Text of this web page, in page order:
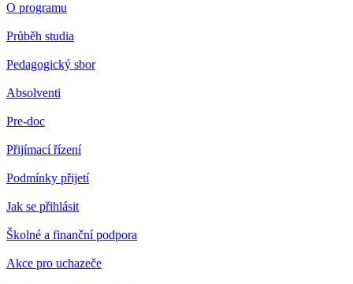
O programu
Průběh studia
Pedagogický sbor
Absolventi
Pre-doc
Přijímací řízení
Podmínky přijetí
Jak se přihlásit
Školné a finanční podpora
Akce pro uchazeče